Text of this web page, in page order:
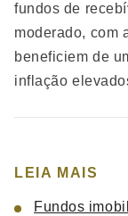
fundos de
moderado, com
beneficiem de
inflação
LEIA MAIS
Fundos